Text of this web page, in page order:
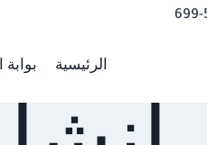
الرئيسية